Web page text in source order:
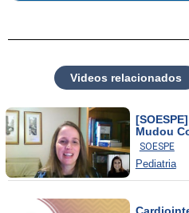
Videos relacionados
[SOESPE] Asma na Infância: O Que
Mudou
SOESPE
Pediatria